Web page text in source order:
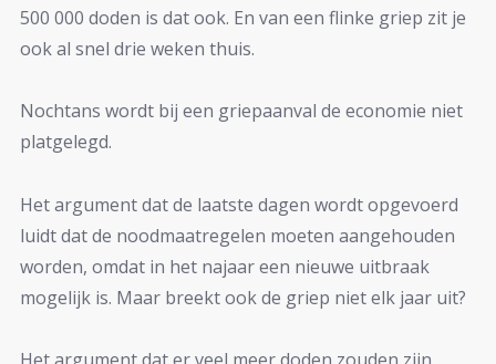
500 000 doden is dat ook. En van een flinke griep zit je
ook al snel drie weken thuis.
Nochtans wordt bij een griepaanval de economie niet
platgelegd.
Het argument dat de laatste dagen wordt opgevoerd
luidt dat de noodmaatregelen moeten aangehouden
worden, omdat in het najaar een nieuwe uitbraak
mogelijk is. Maar breekt ook de griep niet elk jaar uit?